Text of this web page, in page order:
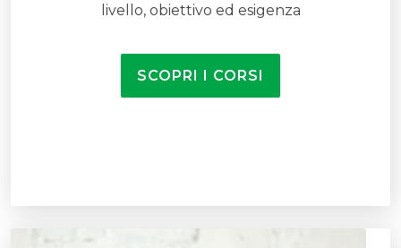
livello, obiettivo ed esigenza
SCOPRI I CORSI